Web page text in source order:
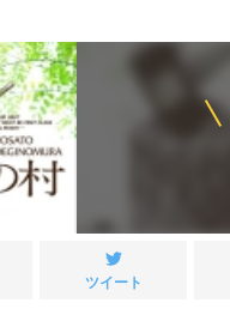
ツイート